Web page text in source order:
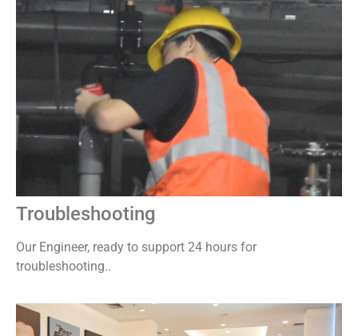
Troubleshooting
Our Engineer, ready to support 24 hours for
troubleshooting..